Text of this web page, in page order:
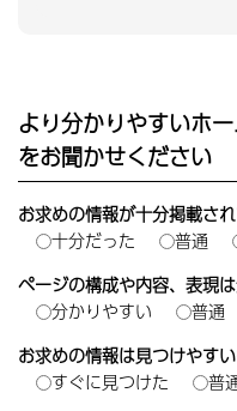
より分かりやすいホ
をお聞かせください
お求めの情報が十分掲載さ
十分だった
普通
ページの構成や内容、表現
分かりやすい
普通
お求めの情報は見つけやす
すぐに見つけた
普